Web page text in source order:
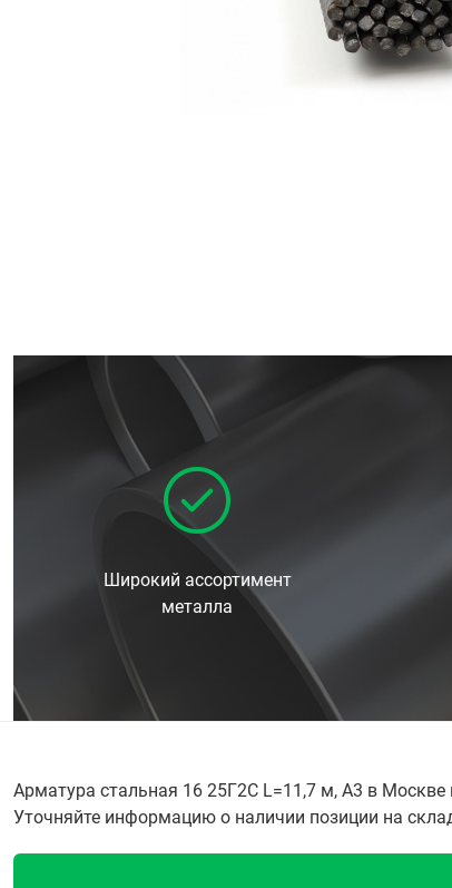
Широкий ассортимент
металла
Арматура стальная 16 25Г2С L=11,7 м, А3 в
Уточняйте информацию о наличии позиции на